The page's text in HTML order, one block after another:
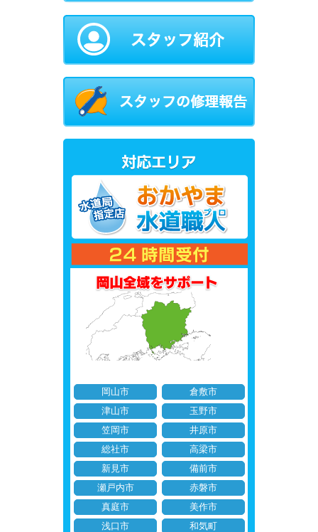
岡山市
倉敷市
津山市
玉野市
笠岡市
井原市
総社市
高梁市
新見市
備前市
瀬戸内市
赤磐市
真庭市
美作市
浅口市
和気町